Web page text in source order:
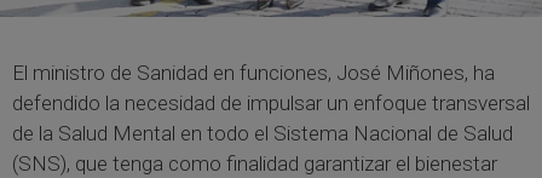
El ministro de Sanidad en funciones, José Miñones, ha
defendido la necesidad de impulsar un enfoque transversal
de la Salud Mental en todo el Sistema Nacional de Salud
(SNS), que tenga como finalidad garantizar el bienestar